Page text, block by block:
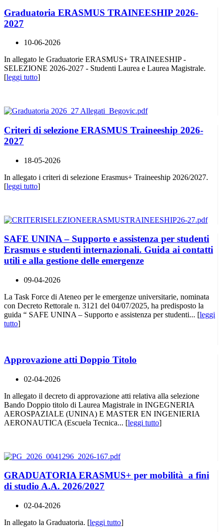
Graduatoria ERASMUS TRAINEESHIP 2026-
2027
10-06-2026
In allegato le Graduatorie ERASMUS+ TRAINEESHIP -
SELEZIONE 2026-2027 - Studenti Laurea e Laurea Magistrale.
[leggi tutto]
Criteri di selezione ERASMUS Traineeship 2026-
2027
18-05-2026
In allegato i criteri di selezione Erasmus+ Traineeship 2026/2027.
[leggi tutto]
SAFE UNINA – Supporto e assistenza per studenti
Erasmus e studenti internazionali. Guida ai contatti
utili e alla gestione delle emergenze
09-04-2026
La Task Force di Ateneo per le emergenze universitarie, nominata
con Decreto Rettorale n. 3121 del 04/07/2025, ha predisposto la
guida “ SAFE UNINA – Supporto e assistenza per studenti... [leggi
tutto]
Approvazione atti Doppio Titolo
02-04-2026
In allegato il decreto di approvazione atti relativa alla selezione
Bando Doppio titolo di Laurea Magistrale in INGEGNERIA
AEROSPAZIALE (UNINA) E MASTER EN INGENIERIA
AERONAUTICA (Escuela Tecnica... [leggi tutto]
GRADUATORIA ERASMUS+ per mobilità a fini
di studio A.A. 2026/2027
02-04-2026
In allegato la Graduatoria. [leggi tutto]